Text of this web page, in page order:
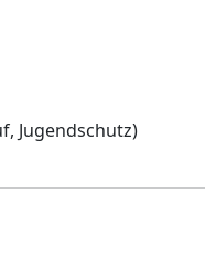
Jugendschutz)